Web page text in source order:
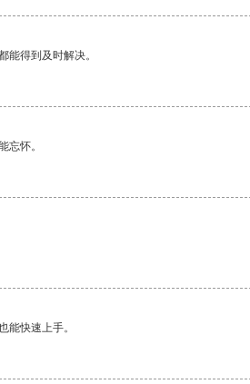
能得到及时解决。
忘怀。
能快速上手。